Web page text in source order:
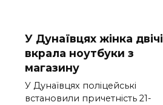
У Дунаївцях жінка двічі
вкрала ноутбуки з
магазину
У Дунаївцях поліцейські
встановили причетність 21-